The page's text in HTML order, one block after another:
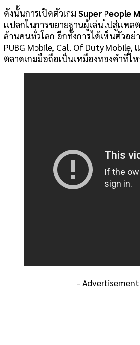
ดังนั้นการเปิดตัวเกม Super People
แปลกในการขยายฐานผู้เล่นไปสู่แพ
ล้านคนทั่วโลก อีกทั้งการได้เห็นตัวอย่า
PUBG Mobile, Call Of Duty Mobile,
ตลาดเกมมือถือเป็นเหมืองทองคำที่ใ
-